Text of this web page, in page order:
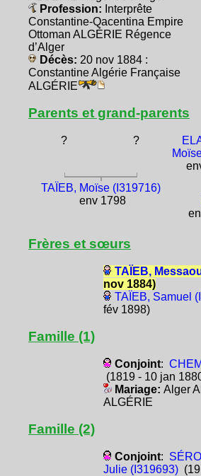
Profession: Interprête
Constantine-Qacentina Empire
Ottoman ALGÉRIE Régence
d’Alger
Décès: 20 nov 1884 :
Constantine Algérie Française
ALGÉRIE
Parents et grand-parents
? ?
TAÏEB, Moïse (I319716)
env 1798
Frères et sœurs
TAÏEB,
nov 1884)
TAÏEB, Samuel
fév 1898)
Famille (1)
Conjoint:
(1819 - 10 jan
Mariage: Alger
ALGÉRIE
Famille (2)
Conjoint:
Julie (I319693)(19